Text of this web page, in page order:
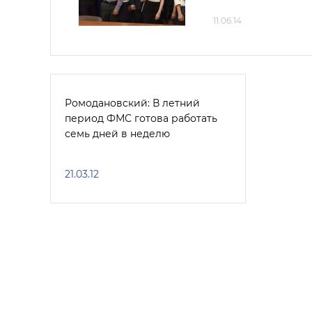
11.06.14
Ромодановский: В летний
период ФМС готова работать
семь дней в неделю
21.03.12